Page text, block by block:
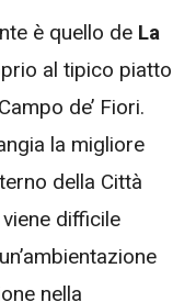
è quello de La
al tipico piatto
de’ Fiori.
la migliore
della Città
difficile
nella